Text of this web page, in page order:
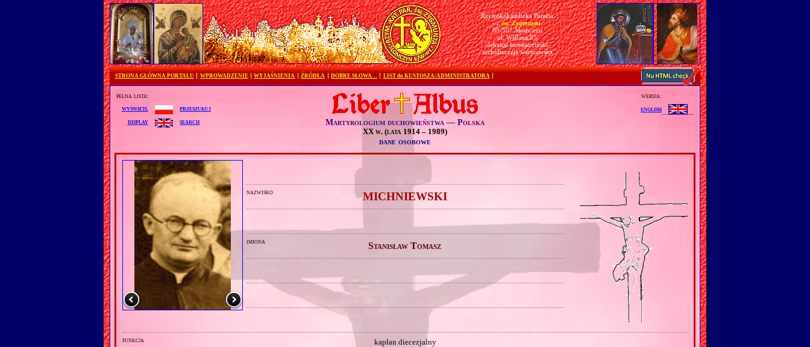
Rzymskokatolicka Parafia
pw.św. Zygmunta
05-507 Słomczyn
ul. Wiślana 85
dekanat konstanciński
archidiecezja warszawska
STRONA GŁÓWNA PORTALU WPROWADZENIE WYJAŚNIENIA ŹRÓDŁA DOBRE SŁOWA… LIST do KUSTOSZA/ADMINISTRATORA
pełna lista:
wyświetl
przeszukuj
display
search Martyrologium duchowieństwa — Polska
XX w. (lata 1914 – 1989)
dane osobowe
wersja:
english
nazwisko MICHNIEWSKI
imiona Stanisław Tomasz
funkcja kapłan diecezjalny